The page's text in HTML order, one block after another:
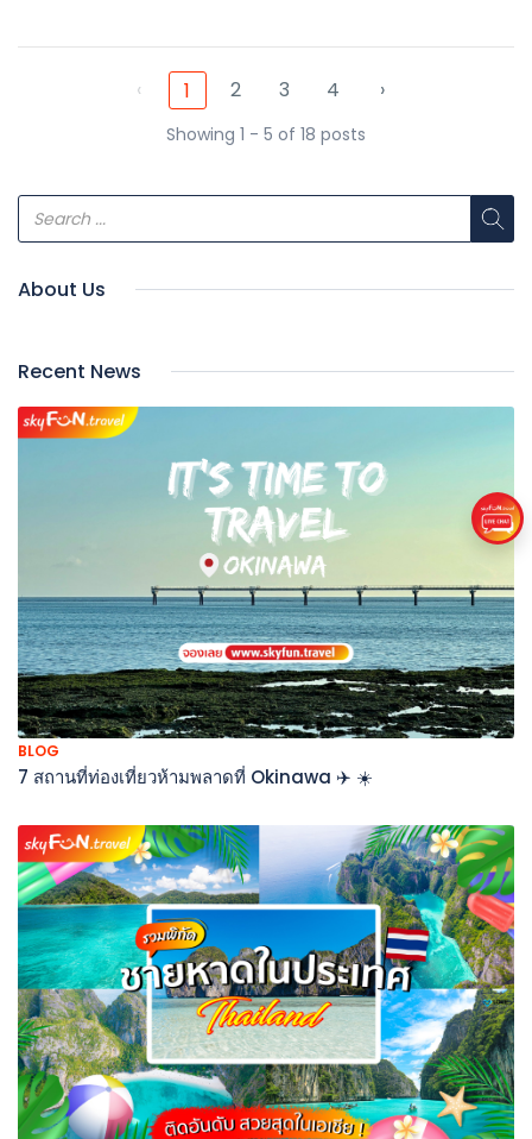
‹ 1 2 3 4 ›
Showing 1 - 5 of 18 posts
About Us
Recent News
BLOG
7 สถานที่ท่องเที่ยวห้ามพลาดที่ Okinawa ✈️ ☀️